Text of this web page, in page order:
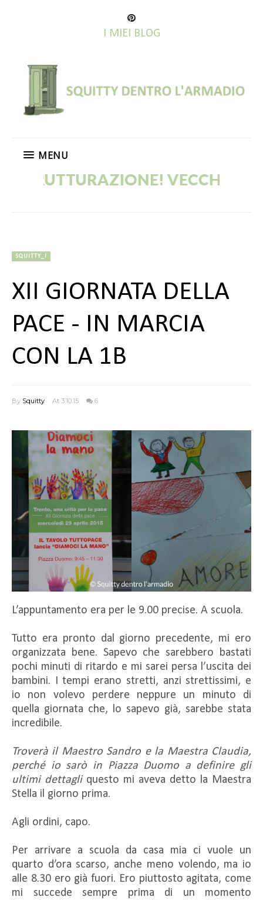
I MIEI BLOG
MENU
VECCHI POST IN
SQUITTY_I
XII GIORNATA DELLA
PACE - IN MARCIA
CON LA 1B
By Squitty At 3.10.15 6
L’appuntamento era per le 9.00 precise. A scuola.
Tutto era pronto dal giorno precedente, mi ero
organizzata bene. Sapevo che sarebbero bastati
pochi minuti di ritardo e mi sarei persa l’uscita dei
bambini. I tempi erano stretti, anzi strettissimi, e
io non volevo perdere neppure un minuto di
quella giornata che, lo sapevo già, sarebbe stata
incredibile.
Troverà il Maestro Sandro e la Maestra Claudia,
perché io sarò in Piazza Duomo a definire gli
ultimi dettagliquesto mi aveva detto la Maestra
Stella il giorno prima.
Agli ordini, capo.
Per arrivare a scuola da casa mia ci vuole un
quarto d’ora scarso, anche meno volendo, ma io
alle 8.30 ero già fuori. Ero piuttosto agitata, come
mi succede sempre prima di un momento